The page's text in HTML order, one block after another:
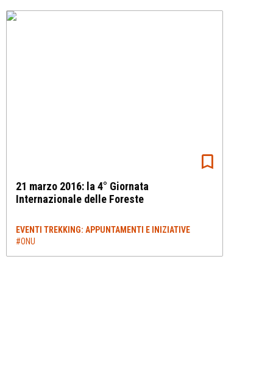
21 marzo 2016: la 4° Giornata
Internazionale delle Foreste
EVENTI TREKKING: APPUNTAMENTI E INIZIATIVE
#ONU